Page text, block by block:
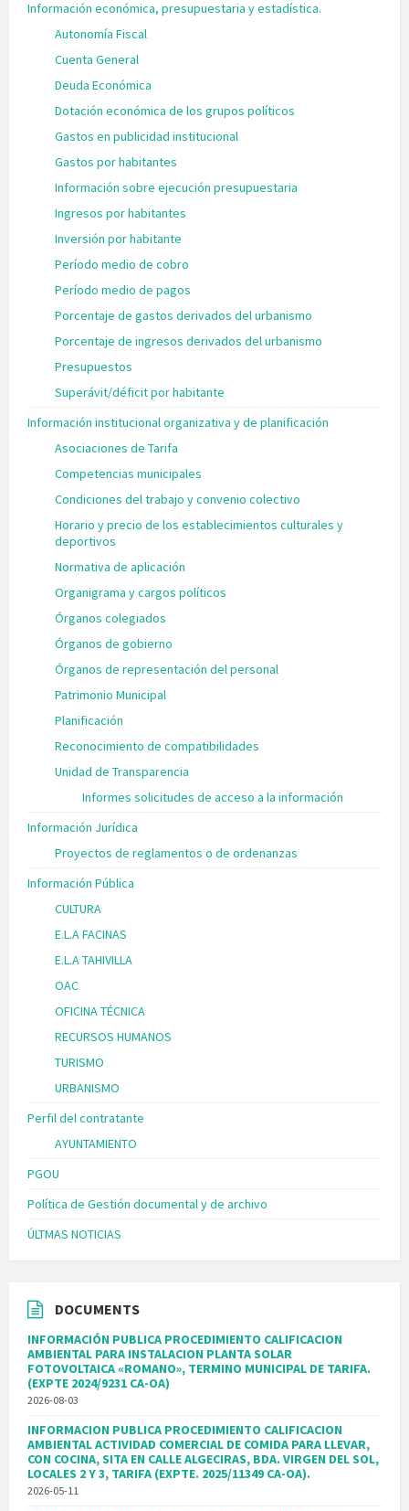
Información económica, presupuestaria y estadística.
Autonomía Fiscal
Cuenta General
Deuda Económica
Dotación económica de los grupos políticos
Gastos en publicidad institucional
Gastos por habitantes
Información sobre ejecución presupuestaria
Ingresos por habitantes
Inversión por habitante
Período medio de cobro
Período medio de pagos
Porcentaje de gastos derivados del urbanismo
Porcentaje de ingresos derivados del urbanismo
Presupuestos
Superávit/déficit por habitante
Información institucional organizativa y de planificación
Asociaciones de Tarifa
Competencias municipales
Condiciones del trabajo y convenio colectivo
Horario y precio de los establecimientos culturales y
deportivos
Normativa de aplicación
Organigrama y cargos políticos
Órganos colegiados
Órganos de gobierno
Órganos de representación del personal
Patrimonio Municipal
Planificación
Reconocimiento de compatibilidades
Unidad de Transparencia
Informes solicitudes de acceso a la información
Información Jurídica
Proyectos de reglamentos o de ordenanzas
Información Pública
CULTURA
E.L.A FACINAS
E.L.A TAHIVILLA
OAC
OFICINA TÉCNICA
RECURSOS HUMANOS
TURISMO
URBANISMO
Perfil del contratante
AYUNTAMIENTO
PGOU
Política de Gestión documental y de archivo
ÚLTMAS NOTICIAS
DOCUMENTS
INFORMACIÓN PUBLICA PROCEDIMIENTO CALIFICACION
AMBIENTAL PARA INSTALACION PLANTA SOLAR
FOTOVOLTAICA «ROMANO», TERMINO MUNICIPAL DE TARIFA.
(EXPTE 2024/9231 CA-OA)
2026-08-03
INFORMACION PUBLICA PROCEDIMIENTO CALIFICACION
AMBIENTAL ACTIVIDAD COMERCIAL DE COMIDA PARA LLEVAR,
CON COCINA, SITA EN CALLE ALGECIRAS, BDA. VIRGEN DEL SOL,
LOCALES 2 Y 3, TARIFA (EXPTE. 2025/11349 CA-OA).
2026-05-11